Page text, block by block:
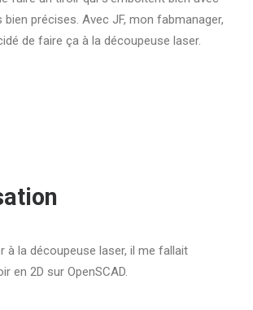
précises. Avec JF, mon fabmanager,
de faire ça à la découpeuse laser.
à la découpeuse laser, il me fallait
en 2D sur OpenSCAD.